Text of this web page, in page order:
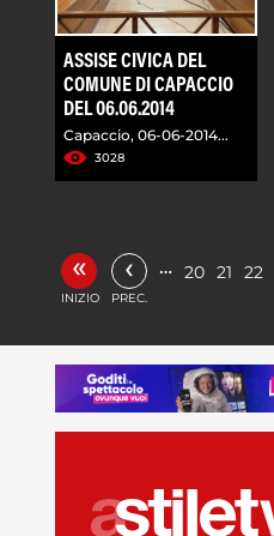
ASSISE CIVICA DEL
COMUNE DI CAPACCIO
DEL 06.06.2014
Capaccio, 06-06-2014...
3028
«
INIZIO
‹
PREC.
… 20 21 22